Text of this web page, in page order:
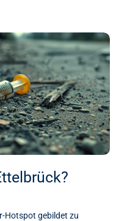
Hotspot gebildet zu